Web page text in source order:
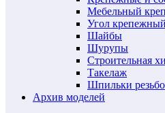
Мебельный
Угол крепежный
Шайбы
Шурупы
Строительная
Такелаж
Шпильки
Архив моделей